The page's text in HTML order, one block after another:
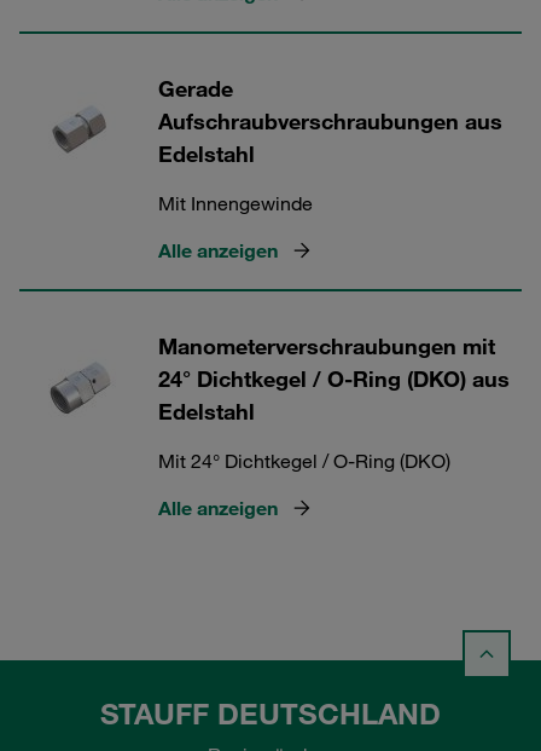
Gerade
Aufschraubverschraubungen aus
Edelstahl
Mit Innengewinde
Alle anzeigen
Manometerverschraubungen mit
24° Dichtkegel / O-Ring (DKO) aus
Edelstahl
Mit 24° Dichtkegel / O-Ring (DKO)
Alle anzeigen
STAUFF DEUTSCHLAND